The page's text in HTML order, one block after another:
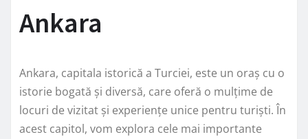
Ankara
Ankara, capitala istorică a Turciei, este un oraș cu o
istorie bogată și diversă, care oferă o mulțime de
locuri de vizitat și experiențe unice pentru turiști. În
acest capitol, vom explora cele mai importante